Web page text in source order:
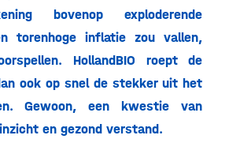
bovenop exploderende
torenhoge inflatie zou vallen,
HollandBIO roept de
ook op snel de stekker uit het
Gewoon, een kwestie van
en gezond verstand.